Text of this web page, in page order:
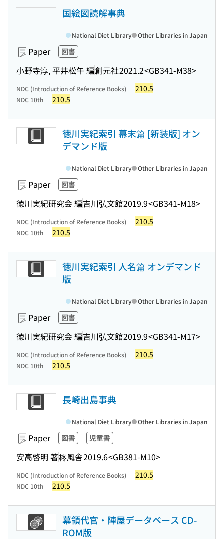
国絵図読解事典
Paper 図書
小野寺淳, 平井松午 編創元社2021.2<GB341-M38>
National Diet Library Other Libraries in Japan
NDC (Introduction of Reference Books) 210.5
NDC 10th 210.5
徳川実紀索引 幕末篇 [新装版] オン
デマンド版
Paper 図書
徳川実紀研究会 編吉川弘文館2019.9<GB341-M18>
National Diet Library Other Libraries in Japan
NDC (Introduction of Reference Books) 210.5
NDC 10th 210.5
徳川実紀索引 人名篇 オンデマンド
版
Paper 図書
徳川実紀研究会 編吉川弘文館2019.9<GB341-M17>
National Diet Library Other Libraries in Japan
NDC (Introduction of Reference Books) 210.5
NDC 10th 210.5
長崎出島事典
Paper 図書 児童書
安高啓明 著柊風舎2019.6<GB381-M10>
National Diet Library Other Libraries in Japan
NDC (Introduction of Reference Books) 210.5
NDC 10th 210.5
幕領代官・陣屋データベース CD-
ROM版